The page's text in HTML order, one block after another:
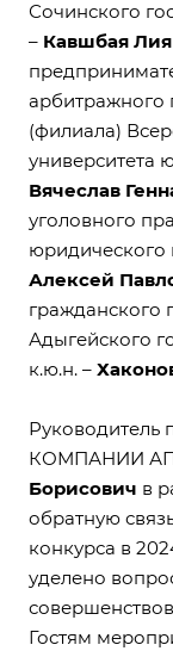
Сочинского
– Кавшбая
арбитражного
(филиала)
университета
Вячеслав
уголовного
юридического
Алексей
гражданского
Адыгейского
к.ю.н. –
Руководитель
КОМПАНИИ
Борисович в
обратную
конкурса в
уделено
Гостям